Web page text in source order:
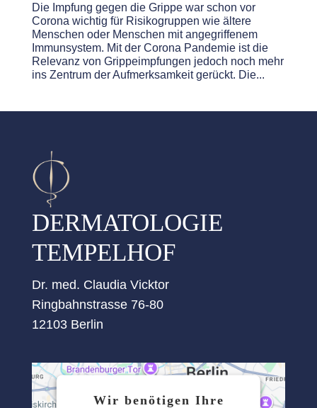
Die Impfung gegen die Grippe war schon vor
Corona wichtig für Risikogruppen wie ältere
Menschen oder Menschen mit angegriffenem
Immunsystem. Mit der Corona Pandemie ist die
Relevanz von Grippeimpfungen jedoch noch mehr
ins Zentrum der Aufmerksamkeit gerückt. Die...
DERMATOLOGIE
TEMPELHOF
Dr. med. Claudia Vicktor
Ringbahnstrasse 76-80
12103 Berlin
Wir benötigen Ihre